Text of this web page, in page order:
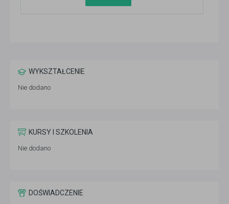
WYKSZTAŁCENIE
Nie dodano
KURSY I SZKOLENIA
Nie dodano
DOŚWIADCZENIE